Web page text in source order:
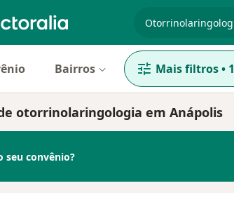
Bairros Mais filtros• 1
otorrinolaringologia em Anápolis
seu convênio?